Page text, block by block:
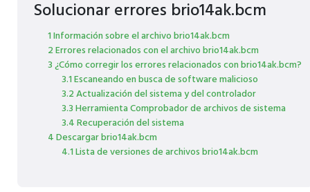
Solucionar errores brio14ak.bcm
1 Información sobre el archivo brio14ak.bcm
2 Errores relacionados con el archivo brio14ak.bcm
3 ¿Cómo corregir los errores relacionados con brio14ak.bcm?
3.1 Escaneando en busca de software malicioso
3.2 Actualización del sistema y del controlador
3.3 Herramienta Comprobador de archivos de sistema
3.4 Recuperación del sistema
4 Descargar brio14ak.bcm
4.1 Lista de versiones de archivos brio14ak.bcm